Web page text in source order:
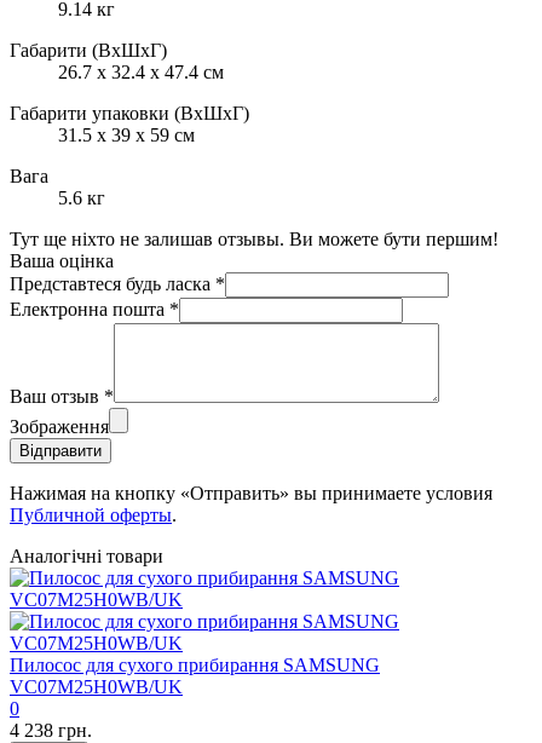
9.14 кг
Габарити (ВхШхГ)
26.7 x 32.4 x 47.4 см
Габарити упаковки (ВхШхГ)
31.5 х 39 х 59 см
Вага
5.6 кг
Тут ще ніхто не залишав отзывы. Ви можете бути першим!
Ваша оцінка
Представтеся будь ласка *
Електронна пошта *
Ваш отзыв *
Зображення
Відправити
Нажимая на кнопку «Отправить» вы принимаете условия
Публичной оферты.
Аналогічні товари
Пилосос для сухого прибирання SAMSUNG
VC07M25H0WB/UK
0
4 238 грн.